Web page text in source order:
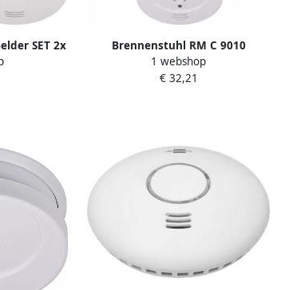
SET 2x
Brennenstuhl RM C 9010
Rookmelder | 3x rookmelder RM
C 9010 1290080003
1 webshop
€ 32,21